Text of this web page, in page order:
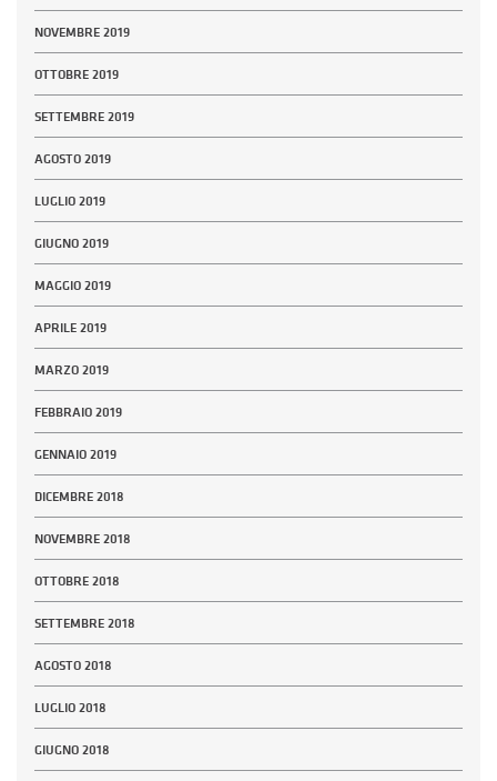
NOVEMBRE 2019
OTTOBRE 2019
SETTEMBRE 2019
AGOSTO 2019
LUGLIO 2019
GIUGNO 2019
MAGGIO 2019
APRILE 2019
MARZO 2019
FEBBRAIO 2019
GENNAIO 2019
DICEMBRE 2018
NOVEMBRE 2018
OTTOBRE 2018
SETTEMBRE 2018
AGOSTO 2018
LUGLIO 2018
GIUGNO 2018